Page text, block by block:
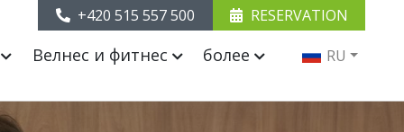
Велнес и фитнес более
+420 515 557 500 RESERVATION
RU